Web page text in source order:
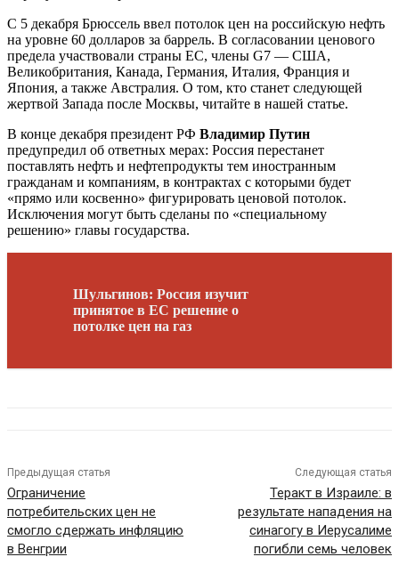
С 5 декабря Брюссель ввел потолок цен на российскую нефть
на уровне 60 долларов за баррель. В согласовании ценового
предела участвовали страны ЕС, члены G7 — США,
Великобритания, Канада, Германия, Италия, Франция и
Япония, а также Австралия. О том, кто станет следующей
жертвой Запада после Москвы, читайте в нашей статье.
В конце декабря президент РФ Владимир Путин
предупредил об ответных мерах: Россия перестанет
поставлять нефть и нефтепродукты тем иностранным
гражданам и компаниям, в контрактах с которыми будет
«прямо или косвенно» фигурировать ценовой потолок.
Исключения могут быть сделаны по «специальному
решению» главы государства.
Шульгинов: Россия изучит
принятое в ЕС решение о
потолке цен на газ
Предыдущая статья
Ограничение
потребительских цен не
смогло сдержать инфляцию
в Венгрии
Следующая статья
Теракт в Израиле: в
результате нападения на
синагогу в Иерусалиме
погибли семь человек